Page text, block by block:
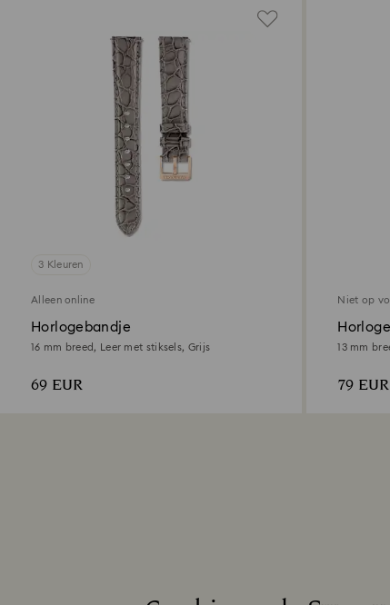
3 Kleuren
Alleen online
Horlogebandje
16 mm breed, Leer met stiksels, Grijs
69 EUR
Niet op
13 mm
79 EUR